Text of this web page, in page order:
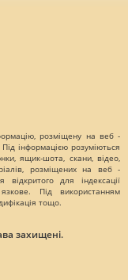
розміщену на веб -
інформацією розуміються
ящик-шота, скани, відео,
розміщених на веб -
відкритого для індексації
Під використанням
тощо.
захищені.